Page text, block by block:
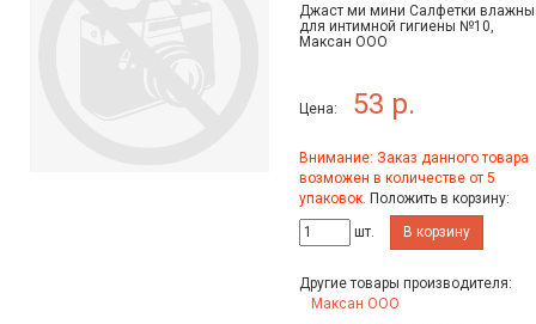
Джаст ми мини Салфетки
для интимной гигиены №10,
Максан ООО
Цена: 53 р.
Внимание: Заказ данного товара
возможен в количестве от 5
упаковок. Положить в корзину:
шт.
В корзину
Другие товары производителя:
Максан ООО